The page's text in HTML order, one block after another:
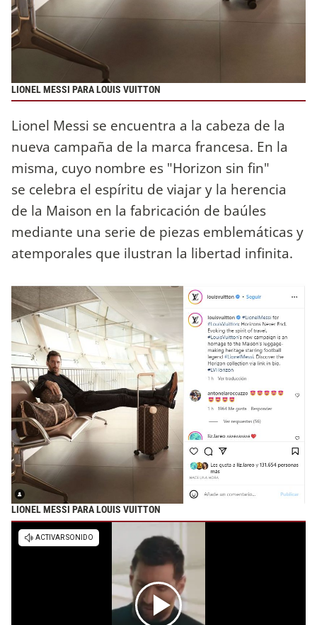
LIONEL MESSI PARA LOUIS VUITTON
Lionel Messi se encuentra a la cabeza de la
nueva campaña de la marca francesa. En la
misma, cuyo nombre es "Horizon sin fin"
se celebra el espíritu de viajar y la herencia
de la Maison en la fabricación de baúles
mediante una serie de piezas emblemáticas y
atemporales que ilustran la libertad infinita.
LIONEL MESSI PARA LOUIS VUITTON